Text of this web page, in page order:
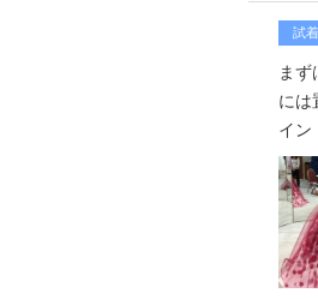
試
ま
には
イン